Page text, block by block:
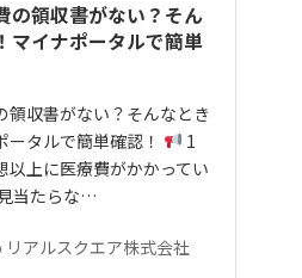
の領収書がない？そん
マイナポータルで簡単
領収書がない？そんなとき
タルで簡単確認！
1
以上に医療費がかかってい
当たらな…
アルスクエア株式会社